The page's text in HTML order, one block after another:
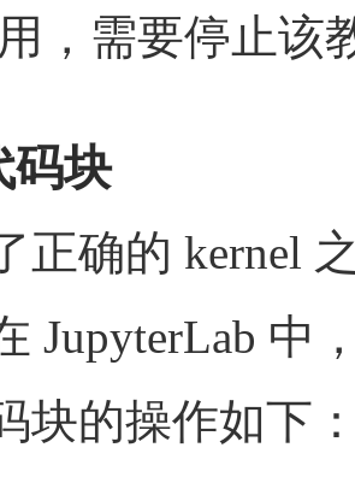
，需要停止该
码块
正确的 kernel
JupyterLab 中
块的操作如下